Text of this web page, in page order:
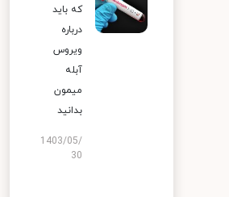
که باید
درباره
ویروس
آبله
میمون
بدانید
1403/05/
30